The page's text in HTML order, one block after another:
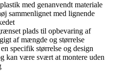
med genanvendt materiale
sammenlignet med lignende
plads til opbevaring af
af mængde og størrelse
specifik størrelse og design
kan være svært at montere uden